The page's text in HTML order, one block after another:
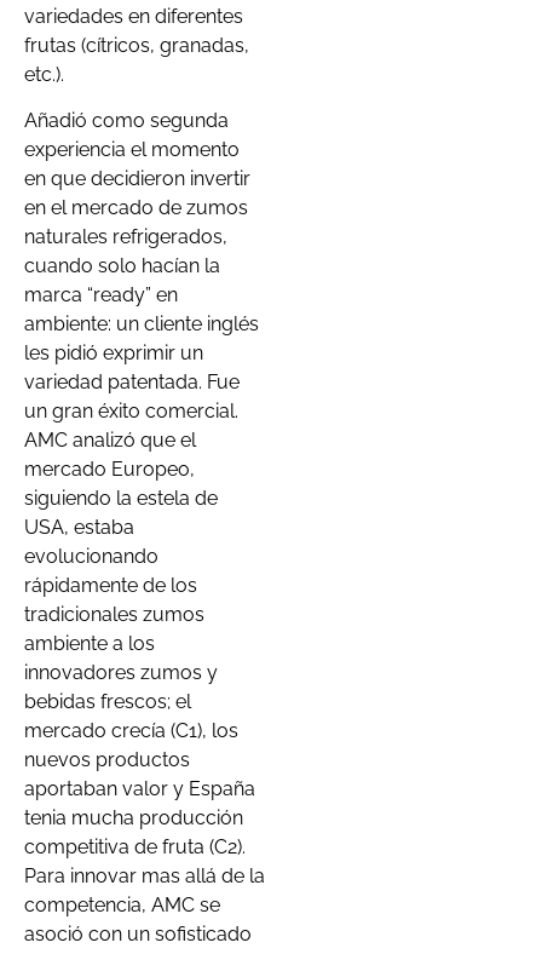
variedades en diferentes
frutas (cítricos, granadas,
etc.).
Añadió como segunda
experiencia el momento
en que decidieron invertir
en el mercado de zumos
naturales refrigerados,
cuando solo hacían la
marca “ready” en
ambiente: un cliente inglés
les pidió exprimir un
variedad patentada. Fue
un gran éxito comercial.
AMC analizó que el
mercado Europeo,
siguiendo la estela de
USA, estaba
evolucionando
rápidamente de los
tradicionales zumos
ambiente a los
innovadores zumos y
bebidas frescos; el
mercado crecía (C1), los
nuevos productos
aportaban valor y España
tenia mucha producción
competitiva de fruta (C2).
Para innovar mas allá de la
competencia, AMC se
asoció con un sofisticado